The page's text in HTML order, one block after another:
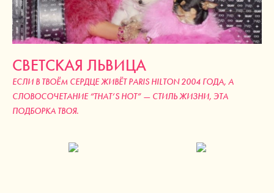
СВЕТСКАЯ ЛЬВИЦА
ЕСЛИ В ТВОЁМ СЕРДЦЕ ЖИВЁТ PARIS HILTON 2004 ГОДА, А
СЛОВОСОЧЕТАНИЕ “THAT’S HOT” — СТИЛЬ ЖИЗНИ, ЭТА
ПОДБОРКА ТВОЯ.